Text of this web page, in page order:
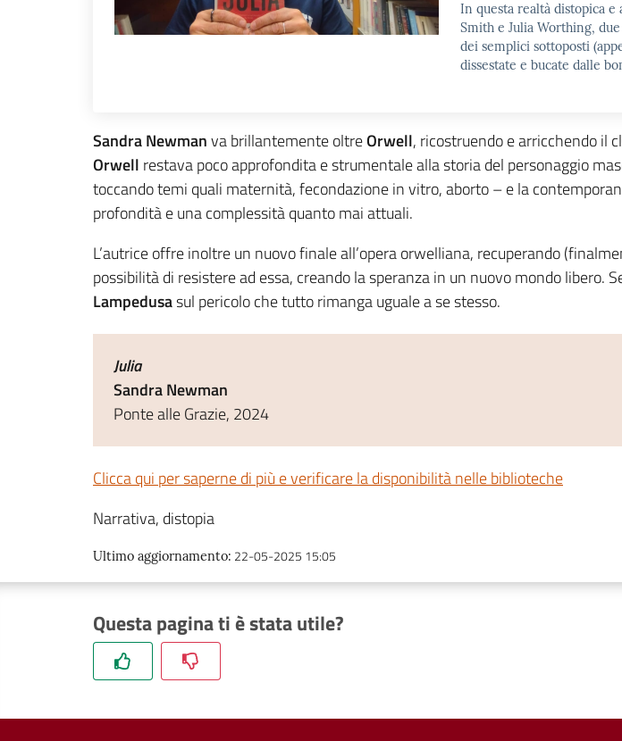
In questa realtà distopica
Smith e Julia Worthing,
dei semplici sottoposti
dissestate e bucate dalle
Sandra Newmanva brillantemente oltreOrwell, ricostruendo e arricchendo il
Orwell restava poco approfondita e strumentale alla storia del personaggio
toccando temi quali maternità, fecondazione in vitro, aborto – e la
profondità e una complessità quanto mai attuali.
L’autrice offre inoltre un nuovo finale all’opera orwelliana, recuperando
possibilità di resistere ad essa, creando la speranza in un nuovo mondo libero.
Lampedusasul pericolo che tutto rimanga uguale a se stesso.
Julia
Sandra Newman
Ponte alle Grazie, 2024
Clicca qui per saperne di più e verificare la disponibilità nelle biblioteche
Narrativa, distopia
Ultimo aggiornamento: 22-05-2025 15:05
Questa pagina ti è stata utile?